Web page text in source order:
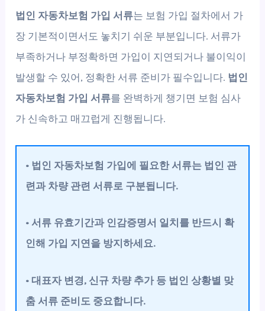
법인 자동차보험 가입 서류는 보험 가입 절차에서 가
장 기본적이면서도 놓치기 쉬운 부분입니다. 서류가
부족하거나 부정확하면 가입이 지연되거나 불이익이
발생할 수 있어, 정확한 서류 준비가 필수입니다. 법인
자동차보험 가입 서류를 완벽하게 챙기면 보험 심사
가 신속하고 매끄럽게 진행됩니다.
• 법인 자동차보험 가입에 필요한 서류는 법인 관
련과 차량 관련 서류로 구분됩니다.
• 서류 유효기간과 인감증명서 일치를 반드시 확
인해 가입 지연을 방지하세요.
• 대표자 변경, 신규 차량 추가 등 법인 상황별 맞
춤 서류 준비도 중요합니다.